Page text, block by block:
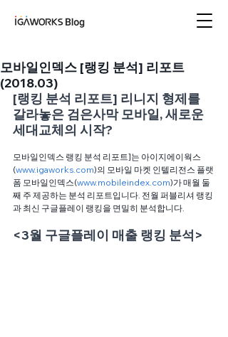
모바일인덱스 [랭킹 분석] 리포트
(2018.03)
[랭킹 분석 리포트] 리니지 형제를
갈라놓은 검은사막 모바일, 새로운
세대교체의 시작?
모바일인덱스 랭킹 분석 리포트]는 아이지에이웍스
(www.igaworks.com)의 모바일 마켓 인텔리전스 플랫
폼 모바일인덱스(www.mobileindex.com)가 매월 둘
째 주 제공하는 분석 리포트입니다. 전월 퍼블리셔 랭킹
과 최신 구글플레이 랭킹을 면밀히 분석합니다.
<3월 구글플레이 매출 랭킹 분석>